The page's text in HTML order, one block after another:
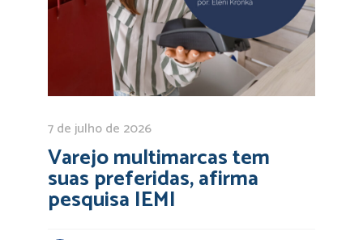
7 de julho de 2026
Varejo multimarcas tem
suas preferidas, afirma
pesquisa IEMI